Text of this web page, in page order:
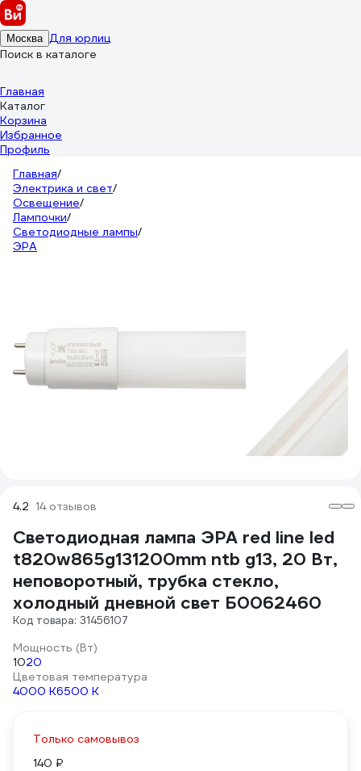
Москва Для юрлиц
Поиск в каталоге
Главная
Каталог
Корзина
Избранное
Профиль
Главная/
Электрика и свет/
Освещение/
Лампочки/
Светодиодные лампы/
ЭРА
4.2 14 отзывов
Светодиодная лампа ЭРА red line led
t820w865g131200mm ntb g13, 20 Вт,
неповоротный, трубка стекло,
холодный дневной свет Б0062460
Код товара: 31456107
Мощность (Вт)
1020
Цветовая температура
4000 К6500 К
Только самовывоз
140 ₽